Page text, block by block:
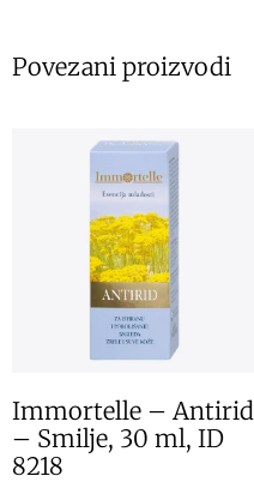
Povezani proizvodi
Immortelle – Antirid
– Smilje, 30 ml, ID
8218